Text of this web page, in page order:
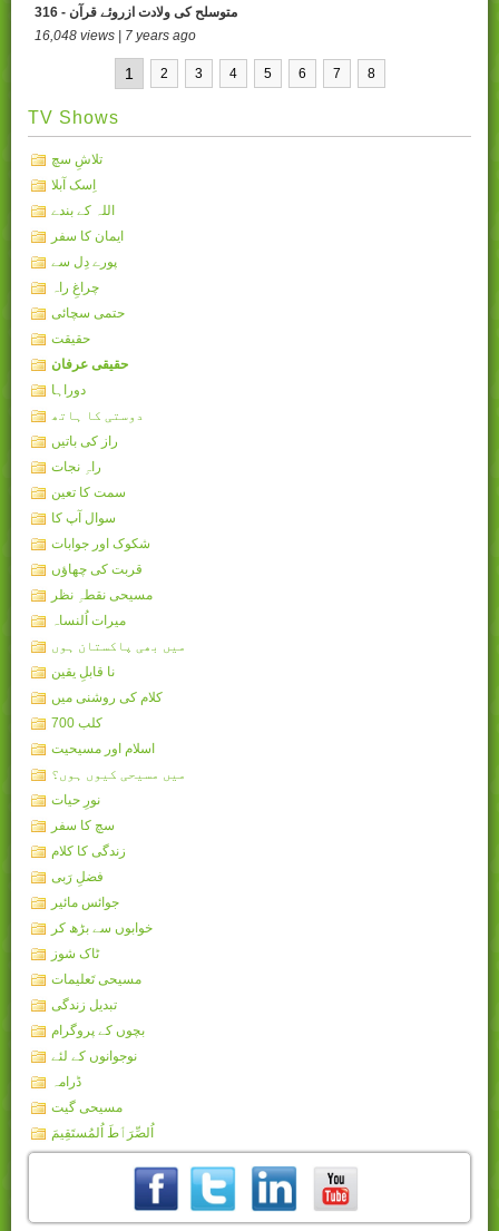
316 - متوسلح کی ولادت ازروئے قرآن
16,048 views | 7 years ago
1 2 3 4 5 6 7 8
TV Shows
تلاشِ سچ
اِسک آبلا
اللہ کے بندے
ایمان کا سفر
پورے دِل سے
چراغِ راہ
حتمی سچائی
حقیقت
حقیقی عرفان
دوراہا
دوستی کا ہاتھ
راز کی باتیں
راہِ نجات
سمت کا تعین
سوال آپ کا
شکوک اور جوابات
قربت کی چھاؤں
مسیحی نقطہِ نظر
میرات اُلنساہ
میں بھی پاکستان ہوں
نا قابلِ یقین
کلام کی روشنی میں
کلب 700
اسلام اور مسیحیت
میں مسیحی کیوں ہوں؟
نورِ حیات
سچ کا سفر
زندگی کا کلام
فضلِ رَبی
جوائس مائیر
خوابوں سے بڑھ کر
ٹاک شوز
مسیحی تَعلیمات
تبدیل زندگی
بچوں کے پروگرام
نوجوانوں کے لئے
ڈرامہ
مسیحی گیت
اُلصِّرَٲطَ اُلمُستَقِيمَ